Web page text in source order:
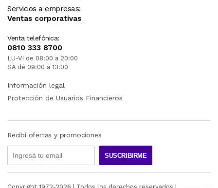
Servicios a empresas:
Ventas corporativas
Venta telefónica:
0810 333 8700
LU-VI de 08:00 a 20:00
SA de 09:00 a 13:00
Información legal
Protección de Usuarios Financieros
Recibí ofertas y promociones
SUSCRIBIRME